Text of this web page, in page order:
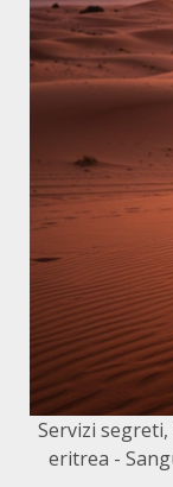
Servizi
eritrea -